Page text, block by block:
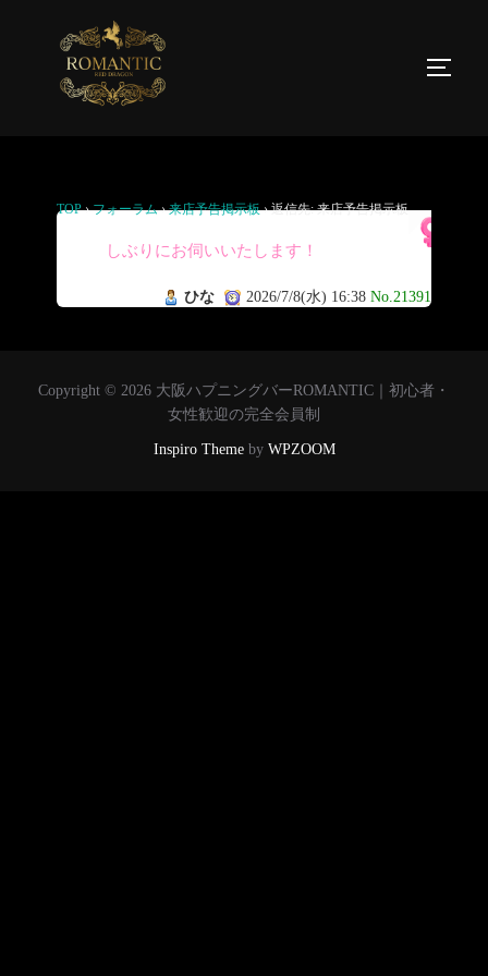
返信先: 来店予告掲示板
TOP › フォーラム › 来店予告掲示板 › 返信先: 来店予告掲示板
久
しぶりにお伺いいたします！
ひな 2026/7/8(水) 16:38 No.21391
Copyright © 2026 大阪ハプニングバーROMANTIC｜初心者・
女性歓迎の完全会員制
Inspiro Themeby WPZOOM